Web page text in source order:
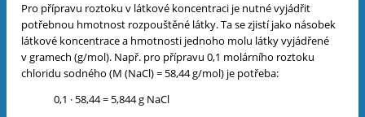
Pro přípravu roztoku v látkové koncentraci je nutné vyjádřit
potřebnou hmotnost rozpouštěné látky. Ta se zjistí jako násobek
látkové koncentrace a hmotnosti jednoho molu látky vyjádřené
v gramech (g/mol). Např. pro přípravu 0,1 molárního roztoku
chloridu sodného (M (NaCl) = 58,44 g/mol) je potřeba:
0,1 · 58,44 = 5,844 g NaCl